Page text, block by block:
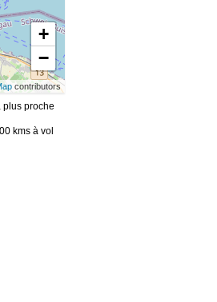
+
−
contributors
proche
kms à vol